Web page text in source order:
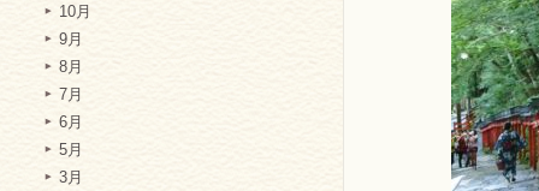
10月
9月
8月
7月
6月
5月
3月